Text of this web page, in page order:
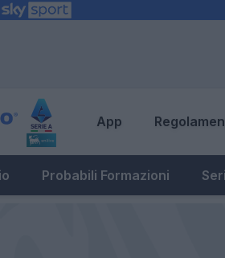
App
Probabili Formazioni